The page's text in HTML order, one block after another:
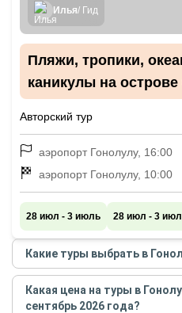
Илья/ Гид
Пляжи, тропики,
каникулы на
Авторский тур
аэропорт Гонолулу, 16:00
аэропорт Гонолулу, 10:00
28 июл - 3 июль 28 июл - 3
Какие туры выбрать в
Самые популярные туры
сентябре 2026 года:
Какая цена на туры в
сентябрь 2026 года?